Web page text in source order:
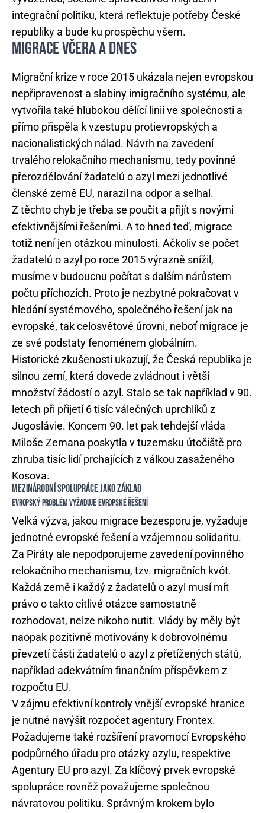
integrační politiku, která reflektuje potřeby České
republiky a bude ku prospěchu všem.
MIGRACE VČERA A DNES
Migrační krize v roce 2015 ukázala nejen evropskou
nepřipravenost a slabiny imigračního systému, ale
vytvořila také hlubokou dělící linii ve společnosti a
přímo přispěla k vzestupu protievropských a
nacionalistických nálad. Návrh na zavedení
trvalého relokačního mechanismu, tedy povinné
přerozdělování žadatelů o azyl mezi jednotlivé
členské země EU, narazil na odpor a selhal.
Z těchto chyb je třeba se poučit a přijít s novými
efektivnějšími řešeními. A to hned teď, migrace
totiž není jen otázkou minulosti. Ačkoliv se počet
žadatelů o azyl po roce 2015 výrazně snížil,
musíme v budoucnu počítat s dalším nárůstem
počtu příchozích. Proto je nezbytné pokračovat v
hledání systémového, společného řešení jak na
evropské, tak celosvětové úrovni, neboť migrace je
ze své podstaty fenoménem globálním.
Historické zkušenosti ukazují, že Česká republika je
silnou zemí, která dovede zvládnout i větší
množství žádostí o azyl. Stalo se tak například v 90.
letech při přijetí 6 tisíc válečných uprchlíků z
Jugoslávie. Koncem 90. let pak tehdejší vláda
Miloše Zemana poskytla v tuzemsku útočiště pro
zhruba tisíc lidí prchajících z válkou zasaženého
Kosova.
MEZINÁRODNÍ SPOLUPRÁCE JAKO ZÁKLAD
EVROPSKÝ PROBLÉM VYŽADUJE EVROPSKÉ ŘEŠENÍ
Velká výzva, jakou migrace bezesporu je, vyžaduje
jednotné evropské řešení a vzájemnou solidaritu.
Za Piráty ale nepodporujeme zavedení povinného
relokačního mechanismu, tzv. migračních kvót.
Každá země i každý z žadatelů o azyl musí mít
právo o takto citlivé otázce samostatně
rozhodovat, nelze nikoho nutit. Vlády by měly být
naopak pozitivně motivovány k dobrovolnému
převzetí části žadatelů o azyl z přetížených států,
například adekvátním finančním příspěvkem z
rozpočtu EU.
V zájmu efektivní kontroly vnější evropské hranice
je nutné navýšit rozpočet agentury Frontex.
Požadujeme také rozšíření pravomocí Evropského
podpůrného úřadu pro otázky azylu, respektive
Agentury EU pro azyl. Za klíčový prvek evropské
spolupráce rovněž považujeme společnou
návratovou politiku. Správným krokem bylo